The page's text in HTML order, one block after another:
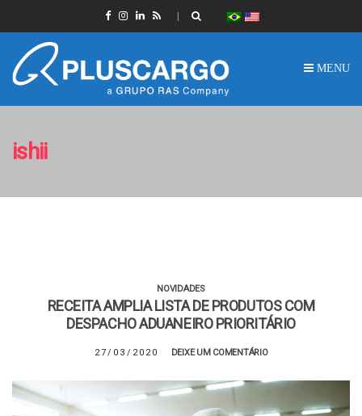
MENU
ishii
NOVIDADES
RECEITA AMPLIA LISTA DE PRODUTOS COM
DESPACHO ADUANEIRO PRIORITÁRIO
27/03/2020 DEIXE UM COMENTÁRIO